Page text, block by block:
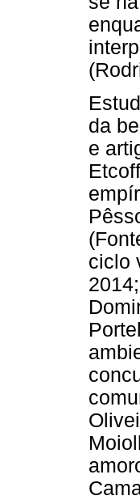
da
e
ciclo